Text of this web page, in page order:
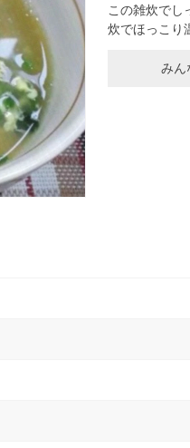
この雑炊でし
炊でほっこり
みん